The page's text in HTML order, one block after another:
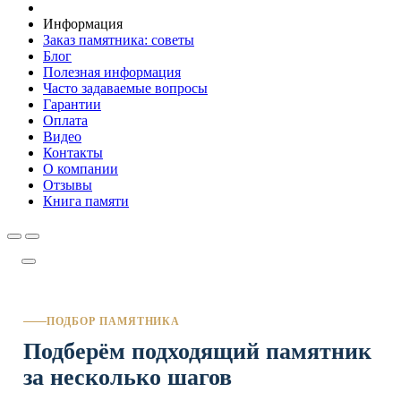
Информация
Заказ памятника: советы
Блог
Полезная информация
Часто задаваемые вопросы
Гарантии
Оплата
Видео
Контакты
О компании
Отзывы
Книга памяти
ПОДБОР ПАМЯТНИКА
Подберём подходящий памятник
за несколько шагов